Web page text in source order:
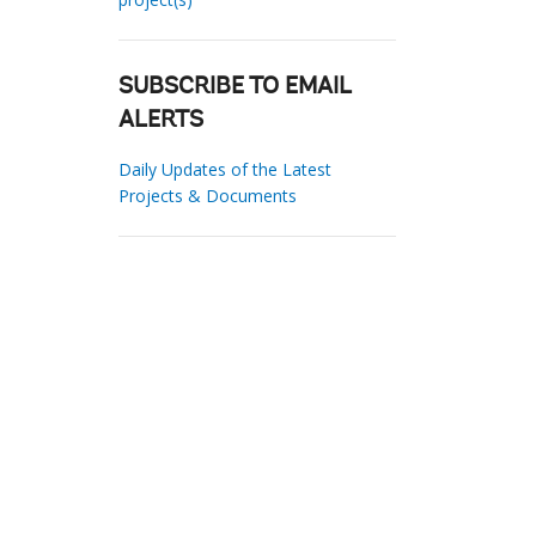
SUBSCRIBE TO EMAIL
ALERTS
Daily Updates of the Latest
Projects & Documents